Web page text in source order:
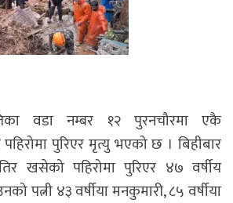
वडा नम्बर १२ पुरनचौरमा एकै
पुरिएर मृत्यु भएको छ । बिहीबार
खसेको पहिरोमा पुरिएर ४७ वर्षीय
पत्नी ४३ वर्षीया मनकुमारी, ८५ वर्षीया